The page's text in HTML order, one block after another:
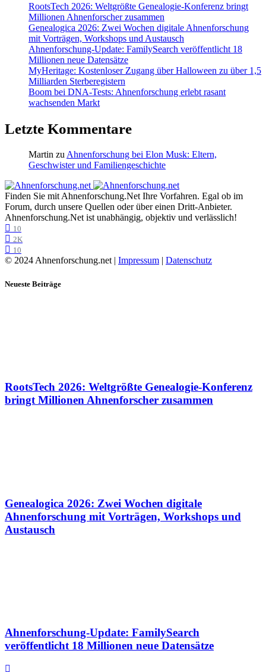
RootsTech 2026: Weltgrößte Genealogie-Konferenz bringt
Millionen Ahnenforscher zusammen
Genealogica 2026: Zwei Wochen digitale Ahnenforschung
mit Vorträgen, Workshops und Austausch
Ahnenforschung-Update: FamilySearch veröffentlicht 18
Millionen neue Datensätze
MyHeritage: Kostenloser Zugang über Halloween zu über 1,5
Milliarden Sterberegistern
Boom bei DNA-Tests: Ahnenforschung erlebt rasant
wachsenden Markt
Letzte Kommentare
Martin zu Ahnenforschung bei Elon Musk: Eltern,
Geschwister und Familiengeschichte
Finden Sie mit Ahnenforschung.Net Ihre Vorfahren. Egal ob im
Forum, durch unsere Quellen oder über einen Dritt-Anbieter.
Ahnenforschung.Net ist unabhängig, objektiv und verlässlich!
10
2K
10
© 2024 Ahnenforschung.net | Impressum | Datenschutz
Neueste Beiträge
RootsTech 2026: Weltgrößte Genealogie-Konferenz
bringt Millionen Ahnenforscher zusammen
Genealogica 2026: Zwei Wochen digitale
Ahnenforschung mit Vorträgen, Workshops und
Austausch
Ahnenforschung-Update: FamilySearch
veröffentlicht 18 Millionen neue Datensätze